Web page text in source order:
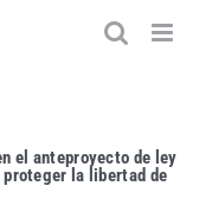
el anteproyecto de ley
la libertad de